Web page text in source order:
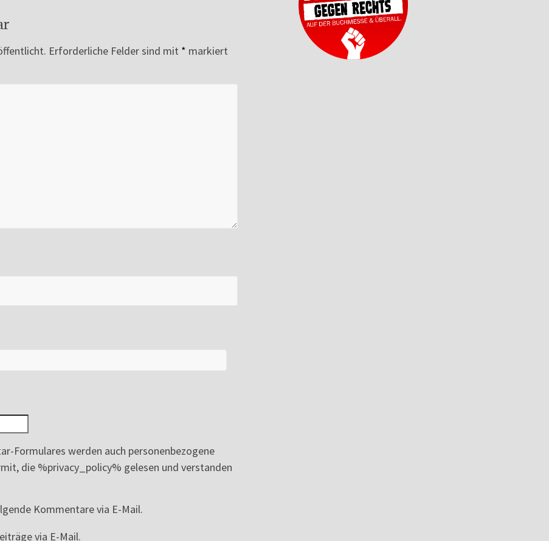
Erforderliche Felder sind mit * markiert
Formulares werden auch personenbezogene
die %privacy_policy% gelesen und verstanden
Kommentare via E-Mail.
via E-Mail.